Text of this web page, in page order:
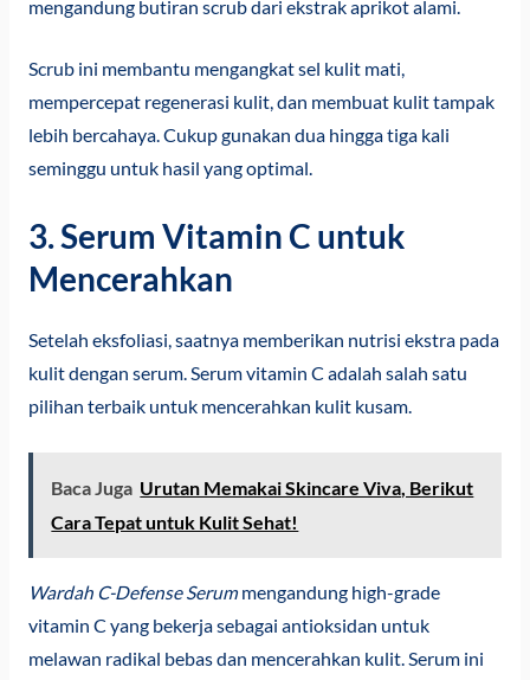
mengandung butiran scrub dari ekstrak aprikot alami.
Scrub ini membantu mengangkat sel kulit mati,
mempercepat regenerasi kulit, dan membuat kulit tampak
lebih bercahaya. Cukup gunakan dua hingga tiga kali
seminggu untuk hasil yang optimal.
3. Serum Vitamin C untuk
Mencerahkan
Setelah eksfoliasi, saatnya memberikan nutrisi ekstra pada
kulit dengan serum. Serum vitamin C adalah salah satu
pilihan terbaik untuk mencerahkan kulit kusam.
Baca Juga Urutan Memakai Skincare Viva, Berikut
Cara Tepat untuk Kulit Sehat!
Wardah C-Defense Serummengandung high-grade
vitamin C yang bekerja sebagai antioksidan untuk
melawan radikal bebas dan mencerahkan kulit. Serum ini